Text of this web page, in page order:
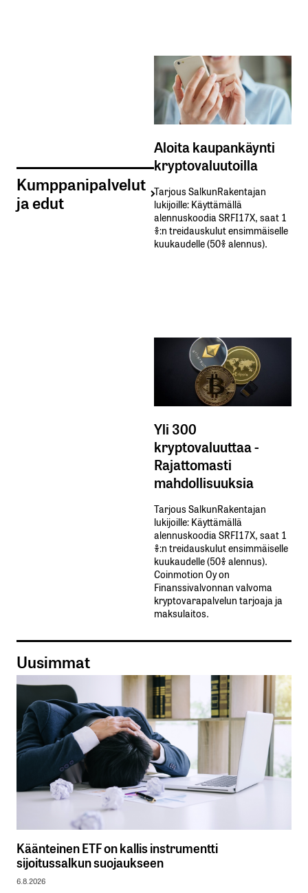
Kumppanipalvelut
ja edut
Aloita kaupankäynti
kryptovaluutoilla
Tarjous SalkunRakentajan
lukijoille: Käyttämällä​ ​
alennuskoodia​ ​SRFI17X,​ ​saat​ ​1
%:n treidauskulut​ ​ensimmäiselle​ ​
kuukaudelle​ ​(50%​ ​alennus).
Yli 300
kryptovaluuttaa -
Rajattomasti
mahdollisuuksia
Tarjous SalkunRakentajan
lukijoille: Käyttämällä​ ​
alennuskoodia​ ​SRFI17X,​ ​saat​ ​1
%:n treidauskulut​ ​ensimmäiselle​ ​
kuukaudelle​ ​(50%​ ​alennus).
Coinmotion Oy on
Finanssivalvonnan valvoma
kryptovarapalvelun tarjoaja ja
maksulaitos.
Uusimmat
Käänteinen ETF on kallis instrumentti
sijoitussalkun suojaukseen
6.8.2026